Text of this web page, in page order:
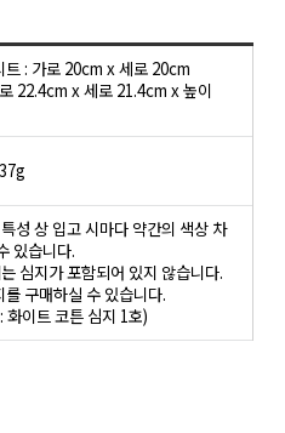
트 : 가로 20cm x 세로 20cm
22.4cm x 세로 21.4cm x 높이
성 상 입고 시마다 약간의 색상 차
있습니다.
심지가 포함되어 있지 않습니다.
를 구매하실 수 있습니다.
화이트 코튼 심지 1호)